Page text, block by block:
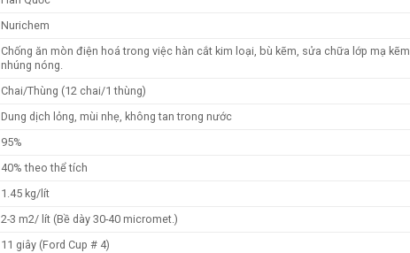
Nurichem
Chống ăn mòn điện hoá trong việc hàn cắt kim loại, bù kẽm, sửa chữa lớp mạ kẽm
nhúng nóng.
Chai/Thùng (12 chai/1 thùng)
Dung dịch lỏng, mùi nhẹ, không tan trong nước
95%
40% theo thể tích
1.45 kg/lít
2-3 m2/ lít (Bề dày 30-40 micromet.)
11 giây (Ford Cup # 4)